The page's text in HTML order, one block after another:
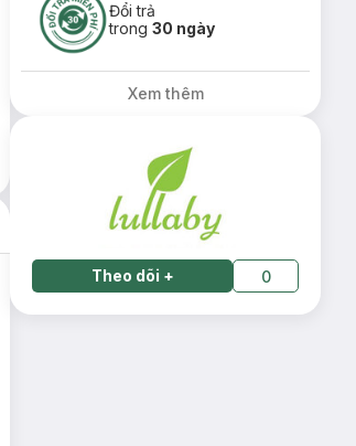
Đổi trả
trong30 ngày
Xem thêm
Theo dõi + 0